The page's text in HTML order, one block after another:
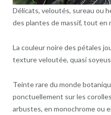
Délicats, veloutés, sureau ou
des plantes de massif, tout en
La couleur noire des pétales
texture veloutée, quasi
Teinte rare du monde
ponctuellement sur les
arbustes, en monochrome ou